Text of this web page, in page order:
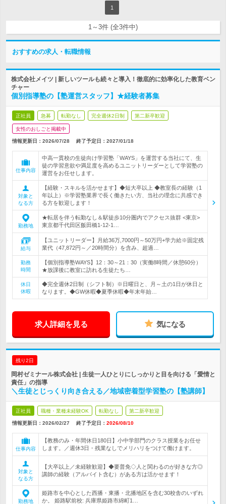
1
1～3件 (全3件中)
おすすめの求人・転職情報
株式会社メイツ | 新しいツールも続々と導入！徹底的に効率化した教育ベン
チャー
個別指導塾の【塾運営スタッフ】★経験者募集
正社員 急募 転勤なし 完全週休2日制 第二新卒歓迎
女性のおしごと掲載中
情報更新日：2026/07/28 終了予定日： 2027/01/18
仕事内容
中高一貫校の生徒向け学習塾「WAYS」を運営する当社にて、生
徒の学習意欲や満足度を高めるユニットリーダーとして学習塾の
運営をお任せします。
対象と
なる方
【経験・スキルを活かせます】◆短大卒以上 ◆教室長の経験（1
年以上）※学習塾業界で長く働きたい方、当社の理念に共感でき
る方を歓迎します！
勤務地
★転居を伴う転勤なし＆駅徒歩10分圏内でアクセス抜群 <東京>
東京都千代田区飯田橋1-12-1…
給与
【ユニットリーダー】月給36万,7000円～50万円+学力給※固定残
業代（47,872円～／20時間分）を含み、超過…
勤務
時間
【個別指導塾WAYS】12：30～21：30（実働8時間／休憩60分）
★放課後に教室に訪れる生徒たち…
休日
休暇
◆完全週休2日制（シフト制）※日曜日と、月～土の1日が休日と
なります。◆GW休暇◆夏季休暇◆年末年始…
求人詳細を見る 気になる
残り2日
岡村ゼミナール株式会社 | 生徒一人ひとりにしっかりと目を向ける「愛情と
責任」の指導
＼生徒とじっくり向き合える／地域密着型学習塾の【塾講師】
正社員 職種・業種未経験OK 転勤なし 第二新卒歓迎
情報更新日：2026/02/27 終了予定日： 2026/08/10
仕事内容
【教務のみ・年間休日180日】小中学部門のクラス授業をお任せ
します。／週休3日・残業なしでメリハリをつけて働けます。
対象と
なる方
【大卒以上／未経験歓迎】◆要普免◇人と関わるのが好きな方◎
講師の経験（アルバイト含む）がある方は活かせます！
勤務地
姫路市を中心とした西播・東播・北播地区を含む30校舎のいずれ
か。 姫路駅前校: 兵庫県姫路市綿町1…